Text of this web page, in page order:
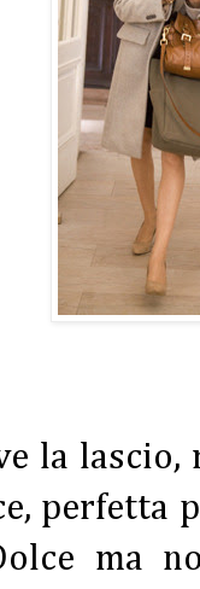
la lascio,
perfetta
ma